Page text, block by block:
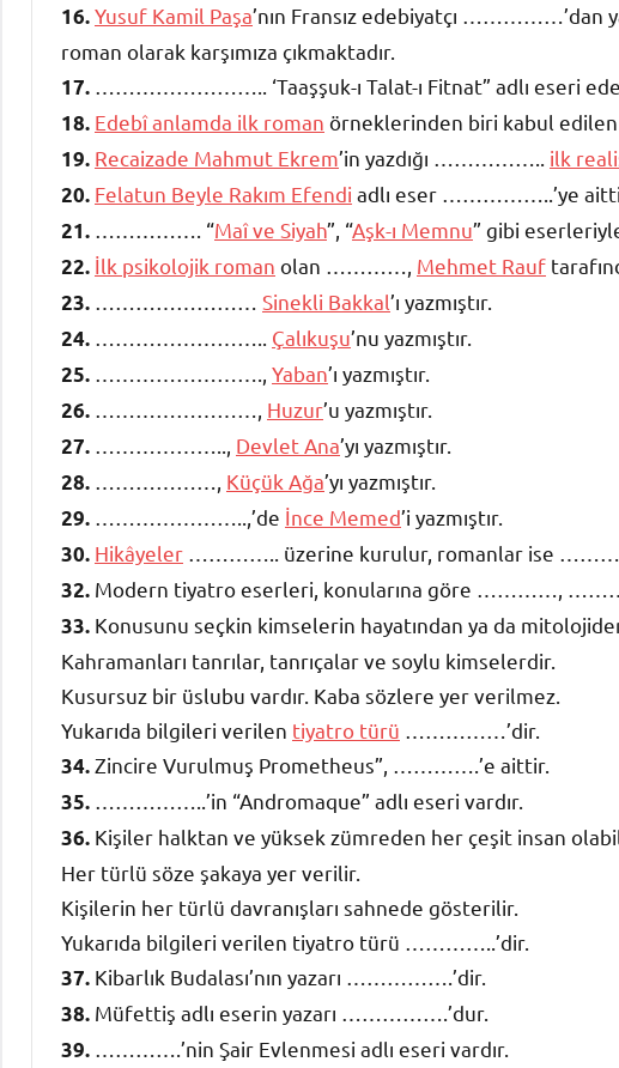
16.Yusuf Kamil Paşa’nın Fransız edebiyatçı
roman olarak karşımıza çıkmaktadır.
17. …………………….. ‘Taaşşuk-ı Talat-ı Fitnat” adlı eseri
18. Edebî anlamda ilk roman örneklerinden biri kabul
19. Recaizade Mahmut Ekrem’in yazdığı …………….. ilk
20. Felatun Beyle Rakım Efendi adlı eser ……………..’ye
21. ……………. “Maî ve Siyah”, “Aşk-ı Memnu” gibi
22. İlk psikolojik roman olan …………, Mehmet Rauf
23.
Sinekli Bakkal’ı yazmıştır.
24.
Çalıkuşu’nu yazmıştır.
25.
Yaban’ı yazmıştır.
26.
Huzur’u yazmıştır.
27.
Devlet Ana’yı yazmıştır.
28.
Küçük Ağa’yı yazmıştır.
29. …………………..,’de İnce Memed’i yazmıştır.
30. Hikâyeler ………….. üzerine kurulur, romanlar ise
32. Modern tiyatro eserleri, konularına göre …………,
33. Konusunu seçkin kimselerin hayatından ya da
Kahramanları tanrılar, tanrıçalar ve soylu kimselerdir.
Kusursuz bir üslubu vardır. Kaba sözlere yer verilmez.
Yukarıda bilgileri verilen tiyatro türü ……………’dir.
34.Zincire Vurulmuş Prometheus”, ………….’e aittir.
35. ……………..’in “Andromaque” adlı eseri vardır.
36. Kişiler halktan ve yüksek zümreden her çeşit insan
Her türlü söze şakaya yer verilir.
Kişilerin her türlü davranışları sahnede gösterilir.
Yukarıda bilgileri verilen tiyatro türü …………..’dir.
37. Kibarlık Budalası’nın yazarı …………….’dir.
38. Müfettiş adlı eserin yazarı …………….’dur.
39. ………….’nin Şair Evlenmesi adlı eseri vardır.